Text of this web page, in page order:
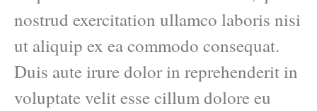
nostrud exercitation ullamco laboris nisi
ut aliquip ex ea commodo consequat.
Duis aute irure dolor in reprehenderit in
voluptate velit esse cillum dolore eu